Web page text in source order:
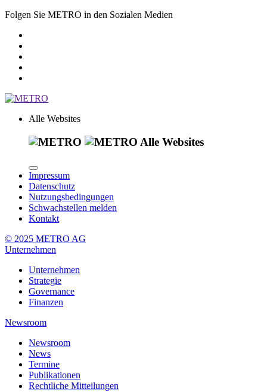
Folgen Sie METRO in den Sozialen Medien
Alle Websites
Alle Websites
Impressum
Datenschutz
Nutzungsbedingungen
Schwachstellen melden
Kontakt
© 2025 METRO AG
Unternehmen
Unternehmen
Strategie
Governance
Finanzen
Newsroom
Newsroom
News
Termine
Publikationen
Rechtliche Mitteilungen